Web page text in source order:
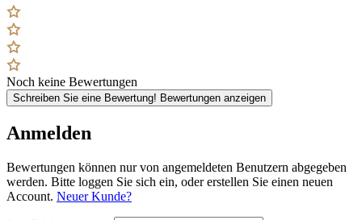
Noch keine Bewertungen
Schreiben Sie eine Bewertung! Bewertungen anzeigen
Anmelden
Bewertungen können nur von angemeldeten Benutzern abgegeben
werden. Bitte loggen Sie sich ein, oder erstellen Sie einen neuen
Account. Neuer Kunde?